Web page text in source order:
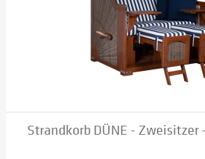
Strandkorb DÜNE - Zweisitzer